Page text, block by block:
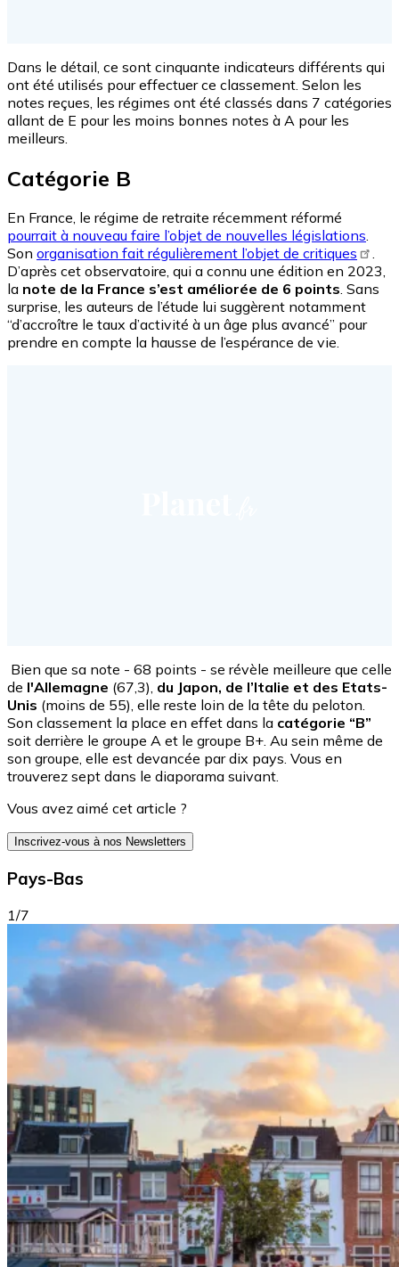
Dans le détail, ce sont cinquante indicateurs différents qui
ont été utilisés pour effectuer ce classement. Selon les
notes reçues, les régimes ont été classés dans 7 catégories
allant de E pour les moins bonnes notes à A pour les
meilleurs.
Catégorie B
En France, le régime de retraite récemment réformé
pourrait à nouveau faire l’objet de nouvelles législations.
Son organisation fait régulièrement l’objet de critiques
.
D’après cet observatoire, qui a connu une édition en 2023,
la note de la France s’est améliorée de 6 points. Sans
surprise, les auteurs de l’étude lui suggèrent notamment
“d’accroître le taux d’activité à un âge plus avancé” pour
prendre en compte la hausse de l’espérance de vie.
Bien que sa note - 68 points - se révèle meilleure que celle
de l'Allemagne (67,3), du Japon, de l’Italie et des Etats-
Unis (moins de 55), elle reste loin de la tête du peloton.
Son classement la place en effet dans la catégorie “B”
soit derrière le groupe A et le groupe B+. Au sein même de
son groupe, elle est devancée par dix pays. Vous en
trouverez sept dans le diaporama suivant.
Vous avez aimé cet article ?
Inscrivez-vous à nos Newsletters
Pays-Bas
1/7